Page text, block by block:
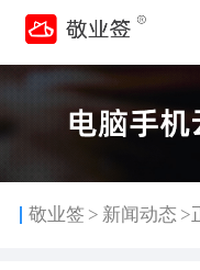
敬业签 > 新闻动态 >